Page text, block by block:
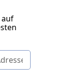
auf